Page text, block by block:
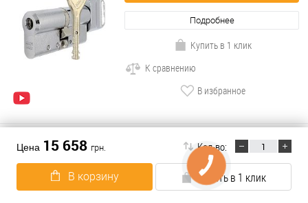
Цена 15 658 грн. Кол-во:
В корзину Купить в 1 клик
Подробнее
Купить в 1 клик
К сравнению
В избранное
ABARO(478)